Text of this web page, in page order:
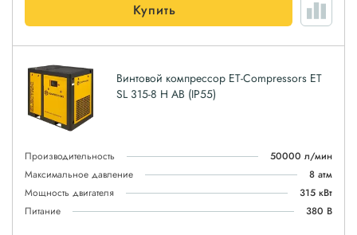
Купить
Винтовой компрессор ET-Compressors ET
SL 315-8 H AB (IP55)
Производительность
50000 л/мин
Максимальное давление
8 атм
Мощность двигателя
315 кВт
Питание
380 В